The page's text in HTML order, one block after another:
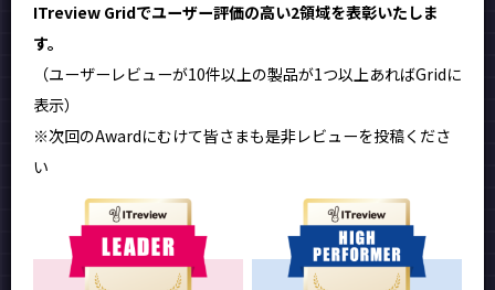
ITreview Gridでユーザー評価の高い2領域を表彰いたしま
す。
（ユーザーレビューが10件以上の製品が1つ以上あればGridに
表示）
※次回のAwardにむけて皆さまも是非レビューを投稿くださ
い